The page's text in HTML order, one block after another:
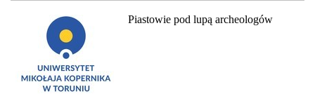
Piastowie pod lupą archeologów